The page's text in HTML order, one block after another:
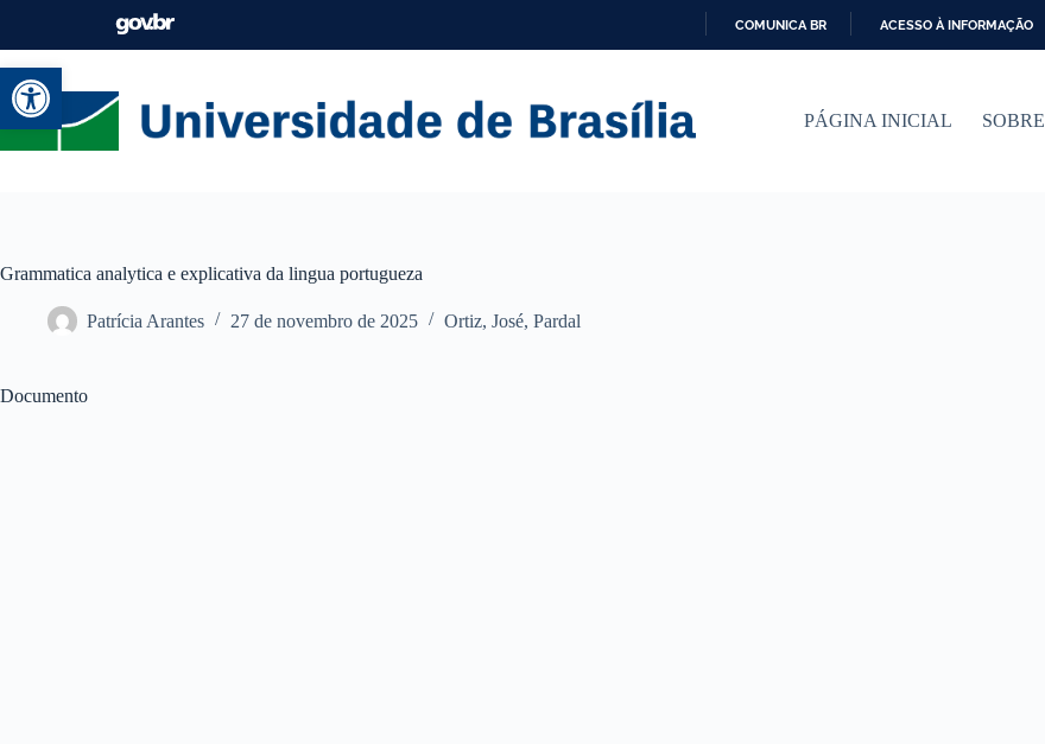
Abrir a barra de ferramentas
A
COMUNICA BR ACESSO À INFORMAÇÃO
PÁGINA INICIAL SOBRE
Grammatica analytica e explicativa da lingua portugueza
Patrícia Arantes 27 de novembro de 2025 Ortiz, José, Pardal
Documento